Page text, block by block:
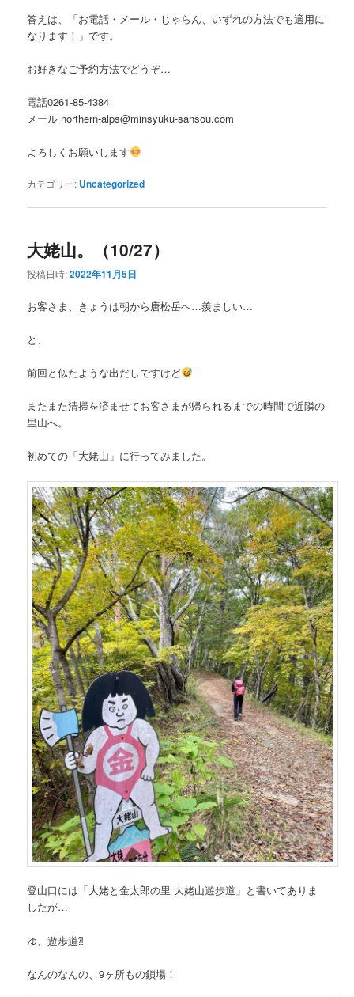
答えは、「お電話・メール・じゃらん、いずれの方法でも適用に
なります！」です。
お好きなご予約方法でどうぞ…
電話0261-85-4384
メール northern-alps@minsyuku-sansou.com
よろしくお願いします
カテゴリー: Uncategorized
大姥山。（10/27）
投稿日時:2022年11月5日
お客さま、きょうは朝から唐松岳へ…羨ましい…
と、
前回と似たような出だしですけど
またまた清掃を済ませてお客さまが帰られるまでの時間で近隣の
里山へ。
初めての「大姥山」に行ってみました。
登山口には「大姥と金太郎の里 大姥山遊歩道」と書いてありま
したが…
ゆ、遊歩道⁈
なんのなんの、9ヶ所もの鎖場！